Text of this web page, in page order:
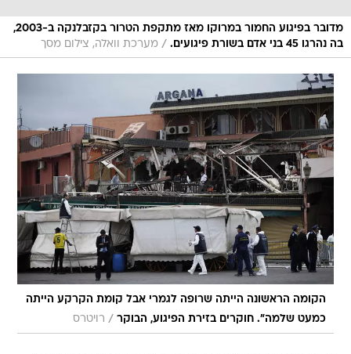
מדובר בפיגוע החמור במרוקו מאז מתקפת הטרור בקזבלנקה ב-2003,
בה נהרגו 45 בני אדם בשורת פיגועים.
/ מערכת וואלה, צילום מסך
הקומה הראשונה הייתה שרופה לגמרי אבל קומת הקרקע הייתה
כמעט שלמה". חוקרים בזירת הפיגוע, הבוקר / רויטרס